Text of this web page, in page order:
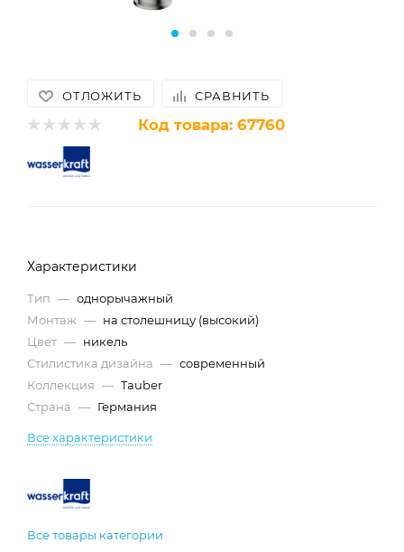
ОТЛОЖИТЬ СРАВНИТЬ
Код товара: 67760
Характеристики
Тип — однорычажный
Монтаж — на столешницу (высокий)
Цвет — никель
Стилистика дизайна — современный
Коллекция — Tauber
Страна — Германия
Все характеристики
Все товары категории